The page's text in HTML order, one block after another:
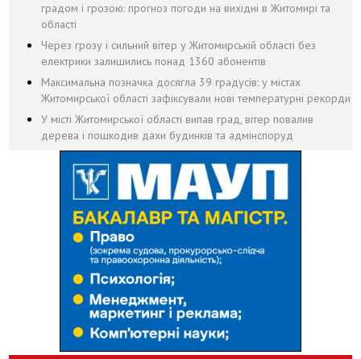
градом і грозою: прогноз погоди на вихідні в Житомирі та
області
Через грозу і сильний вітер у Житомирській області без
електрики залишились понад 1360 абонентів
Максимальна позначка досягла 39 градусів: у містах
Житомирської області зафіксували нові температурні рекорди
У місті Житомирської області випав град, вітер повалив
дерева і пошкодив дахи будинків та адмінспоруд